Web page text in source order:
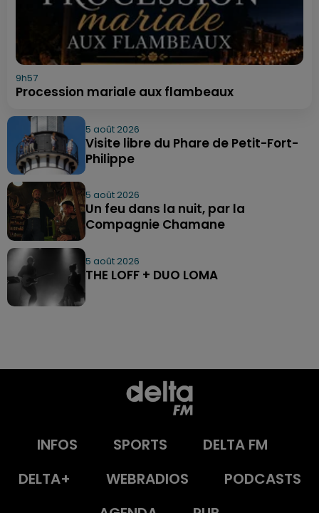
9h57
Procession mariale aux flambeaux
5 août 2026
Visite libre du Phare de Petit-Fort-
Philippe
5 août 2026
Un feu dans la nuit, par la
Compagnie Chamane
5 août 2026
THE LOFF + DUO LOMA
INFOS SPORTS
DELTA FM
DELTA+
WEBRADIOS
PODCASTS